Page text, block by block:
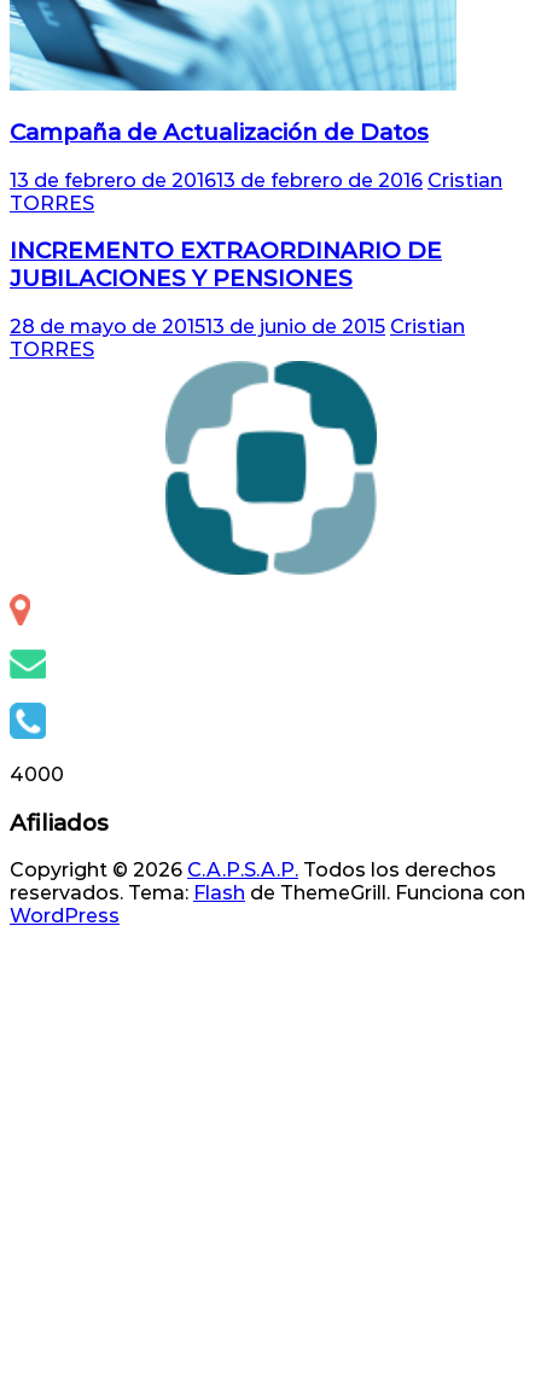
Campaña de Actualización de Datos
13 de febrero de 201613 de febrero de 2016 Cristian
TORRES
INCREMENTO EXTRAORDINARIO DE
JUBILACIONES Y PENSIONES
28 de mayo de 201513 de junio de 2015 Cristian
TORRES
4000
Afiliados
Copyright © 2026 C.A.P.S.A.P. Todos los derechos
reservados. Tema: Flash de ThemeGrill. Funciona con
WordPress